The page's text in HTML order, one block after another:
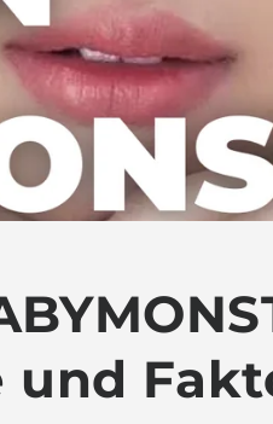
und